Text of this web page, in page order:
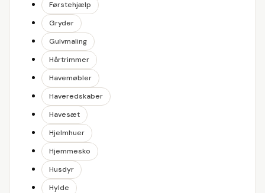
Førstehjælp
Gryder
Gulvmaling
Hårtrimmer
Havemøbler
Haveredskaber
Havesæt
Hjelmhuer
Hjemmesko
Husdyr
Hylde